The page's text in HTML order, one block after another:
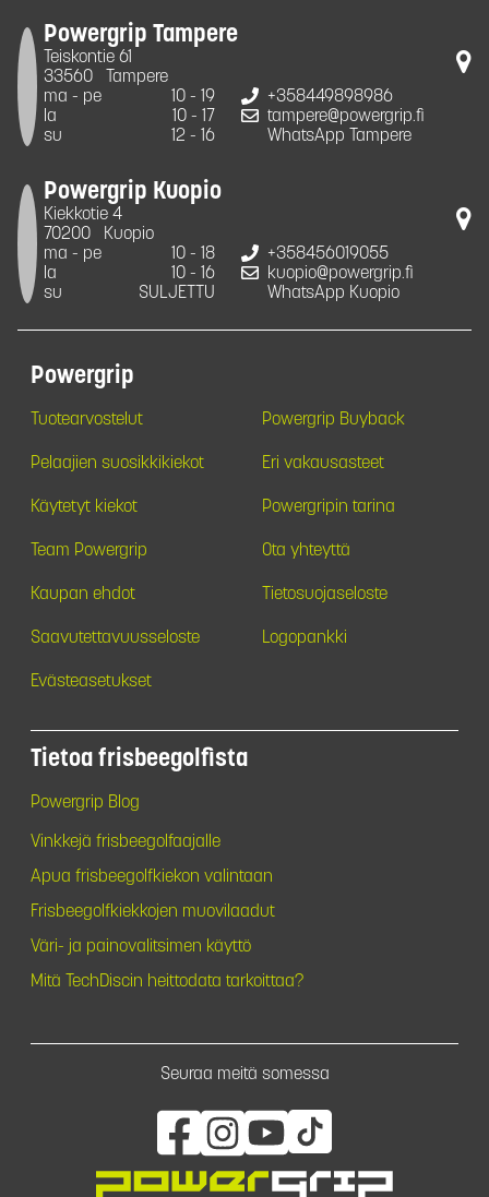
Powergrip Tampere
Teiskontie 61
33560
Tampere
ma - pe
10 - 19
la
10 - 17
su
12 - 16
+358449898986
tampere@powergrip.fi
WhatsApp Tampere
Powergrip Kuopio
Kiekkotie 4
70200
Kuopio
ma - pe
10 - 18
la
10 - 16
su
SULJETTU
+358456019055
kuopio@powergrip.fi
WhatsApp Kuopio
Powergrip
Tuotearvostelut Powergrip Buyback
Pelaajien suosikkikiekot Eri vakausasteet
Käytetyt kiekot Powergripin tarina
Team Powergrip Ota yhteyttä
Kaupan ehdot Tietosuojaseloste
Saavutettavuusseloste Logopankki
Evästeasetukset
Tietoa frisbeegolfista
Powergrip Blog
Vinkkejä frisbeegolfaajalle
Apua frisbeegolfkiekon valintaan
Frisbeegolfkiekkojen muovilaadut
Väri- ja painovalitsimen käyttö
Mitä TechDiscin heittodata tarkoittaa?
Seuraa meitä somessa